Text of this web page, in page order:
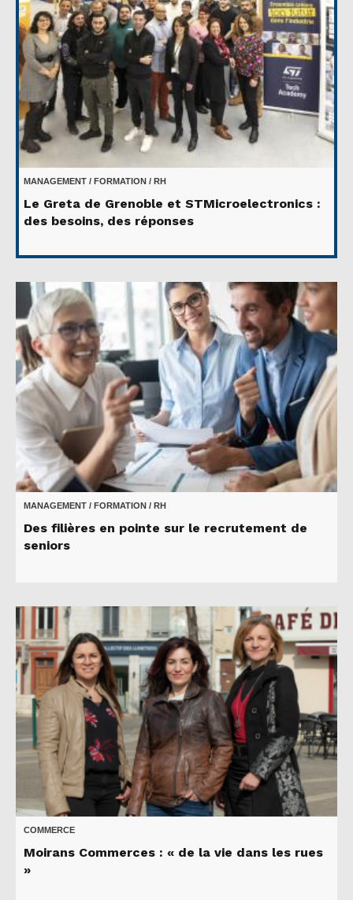
MANAGEMENT / FORMATION / RH
Le Greta de Grenoble et STMicroelectronics :
des besoins, des réponses
MANAGEMENT / FORMATION / RH
Des filières en pointe sur le recrutement de
seniors
COMMERCE
Moirans Commerces : « de la vie dans les rues
»